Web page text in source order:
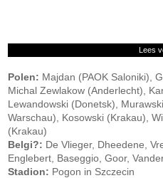
Lees
Polen: Majdan (PAOK Saloniki),
Michal Zewlakow (Anderlecht),
Lewandowski (Donetsk),
Warschau), Kosowski (Krakau),
(Krakau)
Belgi?: De Vlieger, Dheedene,
Englebert, Baseggio, Goor,
Stadion: Pogon in Szczecin